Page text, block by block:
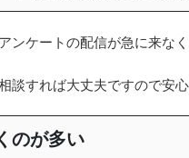
ンケートの配信が急に来な
談すれば大丈夫ですので安心
のが多い